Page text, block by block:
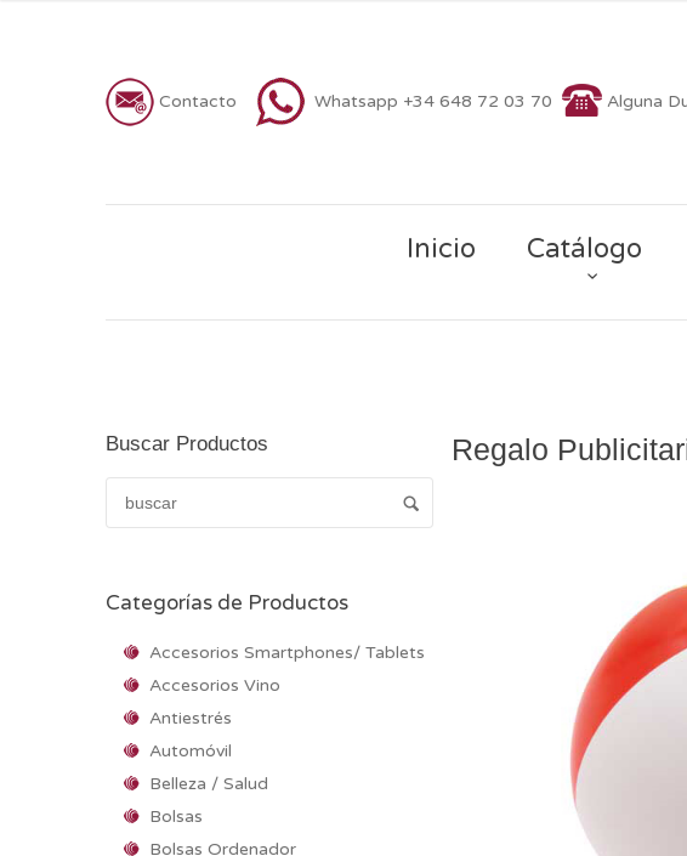
Contacto Whatsapp +34 648 72 03 70 Alguna
Inicio Catálogo
Buscar Productos
Categorías de Productos
Accesorios Smartphones/ Tablets
Accesorios Vino
Antiestrés
Automóvil
Belleza / Salud
Bolsas
Bolsas Ordenador
Regalo